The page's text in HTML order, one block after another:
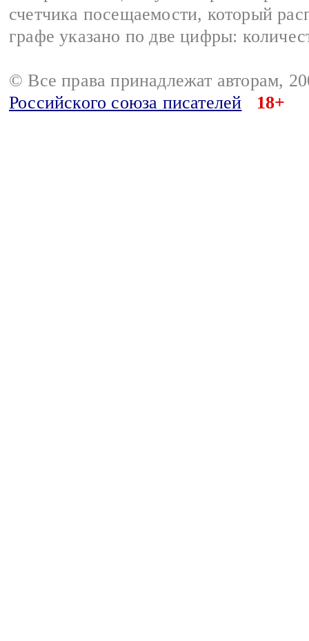
счетчика посещаемости, который
графе указано по две цифры:
© Все права принадлежат авторам,
Российского союза писателей
18+